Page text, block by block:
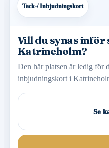
Tack-/ Inbjudningskort
Vill du synas inför
Katrineholm?
Den här platsen är ledig för
inbjudningskort i
Se